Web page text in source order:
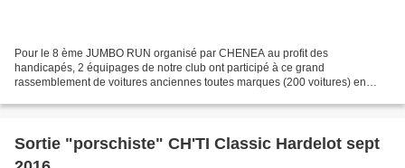
Pour le 8 ème JUMBO RUN organisé par CHENEA au profit des
handicapés, 2 équipages de notre club ont participé à ce grand
rassemblement de voitures anciennes toutes marques (200 voitures) en
Sortie "porschiste" CH'TI Classic Hardelot sept